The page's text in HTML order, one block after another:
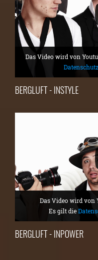
Das Video wird von
BERGLUFT - INSTYLE
Das Video wird von
Es gilt die
BERGLUFT - INPOWER